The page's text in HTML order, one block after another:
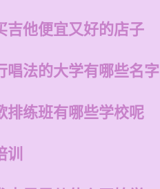
吉他便宜又好的店子
唱法的大学有哪些名字
排练班有哪些学校呢
训